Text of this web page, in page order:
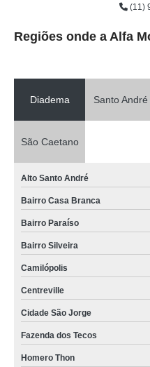
empresa para transporte de carga
contratar transporte de carga
contratar transporte de carga fiorino
contratar transporte de carga
transporte de carga compartilhada
transporte de cargas especiais
empresa para transporte de carga
contratar transporte de cargas
contratar transporte de carga em
(11)
Regiões onde a Alfa
Diadema Santo André
São Caetano
Alto Santo André
Bairro Casa Branca
Bairro Paraíso
Bairro Silveira
Camilópolis
Centreville
Cidade São Jorge
Fazenda dos Tecos
Homero Thon